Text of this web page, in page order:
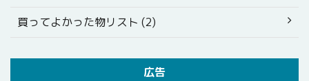
買ってよかった物リスト (2)
広告